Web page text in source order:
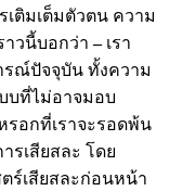
ติมเต็มตัวตน ความ
าวนี้บอกว่า– เรา
รณ์ปัจจุบัน ทั้งความ
บที่ไม่อาจมอบ
รอกที่เราจะรอดพ้น
รเสียสละ โดย
ร์เสียสละก่อนหน้า